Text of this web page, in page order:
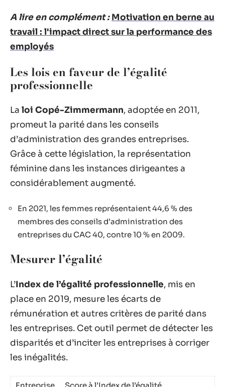
A lire en complément : Motivation en berne au
travail : l'impact direct sur la performance des
employés
Les lois en faveur de l’égalité
professionnelle
La loi Copé-Zimmermann, adoptée en 2011,
promeut la parité dans les conseils
d’administration des grandes entreprises.
Grâce à cette législation, la représentation
féminine dans les instances dirigeantes a
considérablement augmenté.
En 2021, les femmes représentaient 44,6 % des
membres des conseils d’administration des
entreprises du CAC 40, contre 10 % en 2009.
Mesurer l’égalité
L’Index de l’égalité professionnelle, mis en
place en 2019, mesure les écarts de
rémunération et autres critères de parité dans
les entreprises. Cet outil permet de détecter les
disparités et d’inciter les entreprises à corriger
les inégalités.